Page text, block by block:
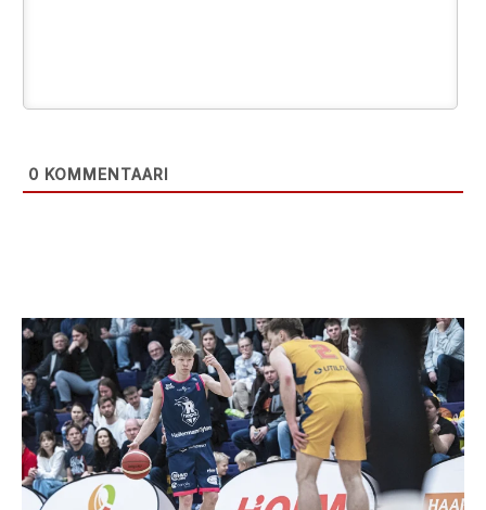
0 KOMMENTAARI